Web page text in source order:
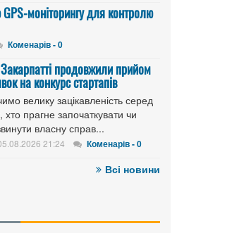
моніторингу для контролю
Коменарів - 0
продовжили прийом
на конкурс стартапів
велику зацікавленість серед
хто прагне започаткувати чи
власну справ...
21:24 Коменарів - 0
Всі новини